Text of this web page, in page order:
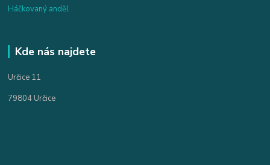
Háčkovaný anděl
Kde nás najdete
Určice 11
79804 Určice